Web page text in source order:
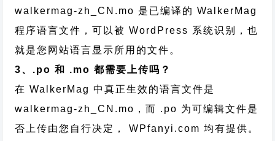
walkermag-zh_CN.mo 是已编译的 WalkerMag
程序语言文件，可以被 WordPress 系统识别，也
就是您网站语言显示所用的文件。
3、.po 和 .mo 都需要上传吗？
在 WalkerMag 中真正生效的语言文件是
walkermag-zh_CN.mo，而 .po 为可编辑文件是
否上传由您自行决定， WPfanyi.com 均有提供。